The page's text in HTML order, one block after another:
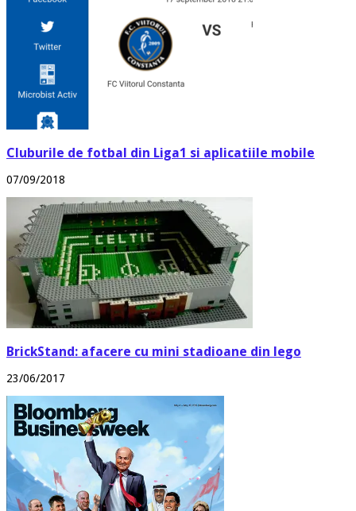
Cluburile de fotbal din Liga1 si aplicatiile mobile
07/09/2018
BrickStand: afacere cu mini stadioane din lego
23/06/2017